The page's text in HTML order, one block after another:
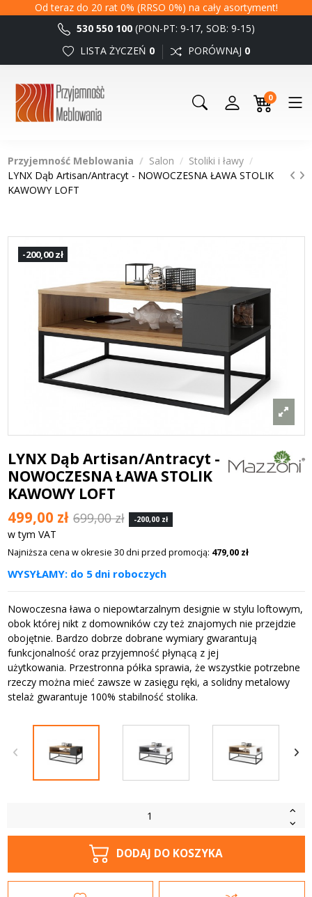
Od teraz do 20 rat 0% (RRSO 0%) na cały asortyment!
530 550 100 (PON-PT: 9-17, SOB: 9-15)
LISTA ŻYCZEŃ 0 PORÓWNAJ 0
0
Przyjemność Meblowania Salon
Stoliki i ławy
LYNX Dąb Artisan/Antracyt - NOWOCZESNA ŁAWA STOLIK
KAWOWY LOFT
-200,00 zł
LYNX Dąb Artisan/Antracyt -
NOWOCZESNA ŁAWA STOLIK
KAWOWY LOFT
499,00 zł 699,00 zł -200,00 zł
w tym VAT
Najniższa cena w okresie 30 dni przed promocją: 479,00 zł
WYSYŁAMY: do 5 dni roboczych
Nowoczesna ława o niepowtarzalnym designie w stylu loftowym,
obok której nikt z domowników czy też znajomych nie przejdzie
obojętnie. Bardzo dobrze dobrane wymiary gwarantują
funkcjonalność oraz przyjemność płynącą z jej
użytkowania. Przestronna półka sprawia, że wszystkie potrzebne
rzeczy można mieć zawsze w zasięgu ręki, a solidny metalowy
stelaż gwarantuje 100% stabilność stolika.
DODAJ DO KOSZYKA